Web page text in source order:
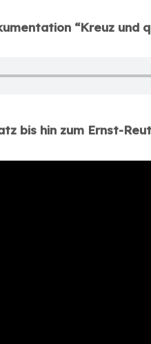
“Kreuz und
bis hin zum Ernst-